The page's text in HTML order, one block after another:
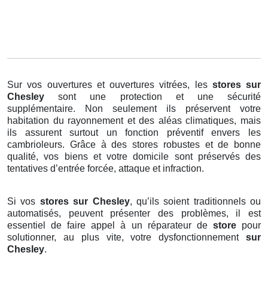
Sur vos ouvertures et ouvertures vitrées, les stores sur
Chesleysont une protection et une sécurité
supplémentaire. Non seulement ils préservent votre
habitation du rayonnement et des aléas climatiques, mais
ils assurent surtout un fonction préventif envers les
cambrioleurs. Grâce à des stores robustes et de bonne
qualité, vos biens et votre domicile sont préservés des
tentatives d’entrée forcée, attaque et infraction.
Si vos stores sur Chesley, qu’ils soient traditionnels ou
automatisés, peuvent présenter des problèmes, il est
essentiel de faire appel à un réparateur de storepour
solutionner, au plus vite, votre dysfonctionnement sur
Chesley.